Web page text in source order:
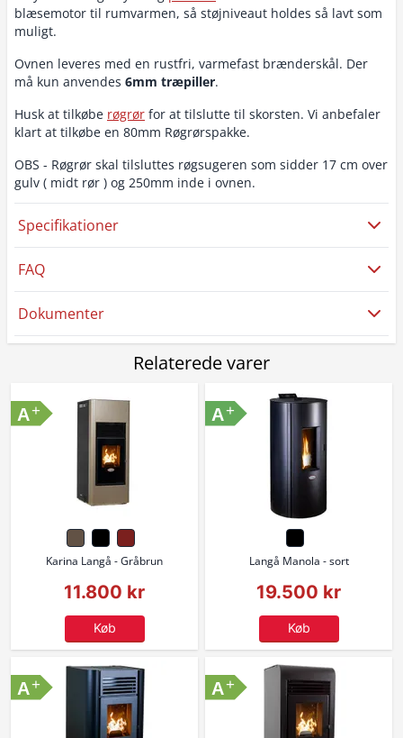
blæsemotor til rumvarmen, så støjniveaut holdes så lavt som
muligt.
Ovnen leveres med en rustfri, varmefast brænderskål. Der
må kun anvendes 6mm træpiller.
Husk at tilkøbe røgrør for at tilslutte til skorsten. Vi anbefaler
klart at tilkøbe en 80mm Røgrørspakke.
OBS - Røgrør skal tilsluttes røgsugeren som sidder 17 cm over
gulv ( midt rør ) og 250mm inde i ovnen.
Specifikationer
FAQ
Dokumenter
Relaterede varer
Karina Langå - Gråbrun
11.800 kr
Køb
A+
Langå Manola - sort
19.500 kr
Køb
A+
A+ A+